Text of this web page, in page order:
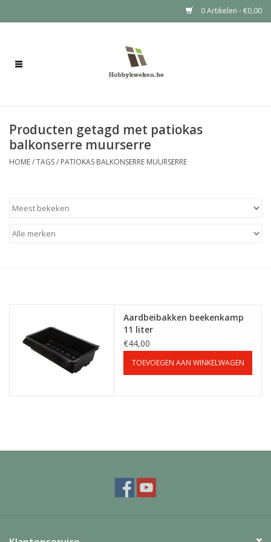
0 Artikelen - €0,00
Home
Plantenzuilen
Plantentafels
Voertonnen
Dierbenodigdheden
Plantentrappen
Producten getagd met patiokas
balkonserre muurserre
HOME/TAGS/ PATIOKAS BALKONSERRE MUURSERRE
Aardbeibakken beekenkamp
11 liter
€44,00
TOEVOEGEN AAN WINKELWAGEN